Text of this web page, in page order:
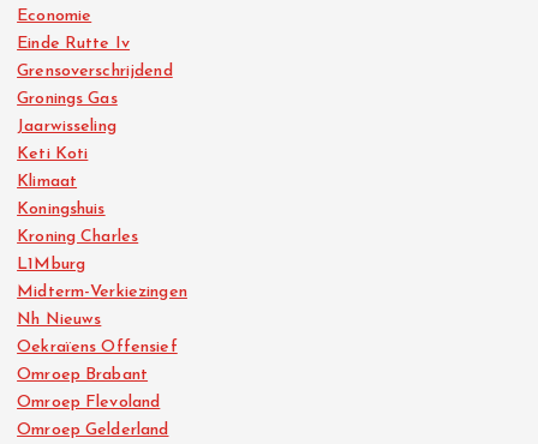
Economie
Einde Rutte Iv
Grensoverschrijdend
Gronings Gas
Jaarwisseling
Keti Koti
Klimaat
Koningshuis
Kroning Charles
L1Mburg
Midterm-Verkiezingen
Nh Nieuws
Oekraïens Offensief
Omroep Brabant
Omroep Flevoland
Omroep Gelderland